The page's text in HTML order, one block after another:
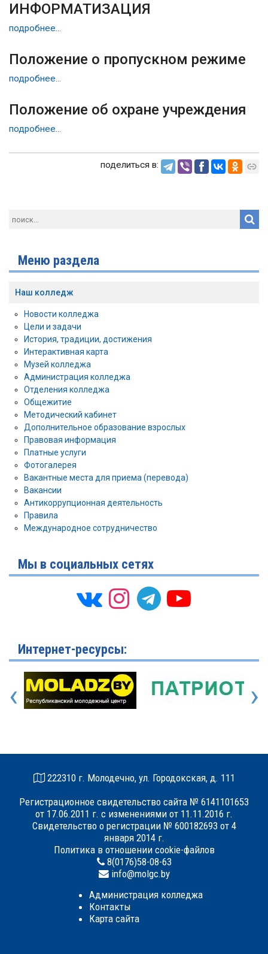
ИНФОРМАТИЗАЦИЯ
подробнее...
Положение о пропускном режиме
подробнее...
Положение об охране учреждения
подробнее...
поделиться в:
Меню раздела
Наш колледж
Новости колледжа
Цели и задачи
История, традиции, достижения
Интерактивная карта
Музей колледжа
Администрация колледжа
Отделения колледжа
Общежитие
Методический кабинет
Дополнительное образование взрослых
Правовая информация
Платные услуги
Фотогалерея
Вакантные места для приема (перевода)
Вакансии
Антикоррупционная деятельность
Правила
Международное сотрудничество
Мы в социальных сетях
Интернет-ресурсы:
‹ ›
222310 г. Молодечно, ул. Городокская, д. 111
Регистрационное свидетельство сайта № 6141101653
от 17.06.2011 г. с изменениями от 11.11.2016 г.
Свидетельство о регистрации № 600182693 от 4
января 2014 г.
Политика в отношении cookie-файлов
8(0176)58-08-63
info@molgc.by
Администрация колледжа
Контакты
Карта сайта